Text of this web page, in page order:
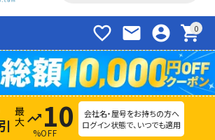
favorite_border mail account_circle shopping_cart
trending_up 10
%OFF
会社名・屋号をお持ちの方へ
ログイン状態で、いつでも適用